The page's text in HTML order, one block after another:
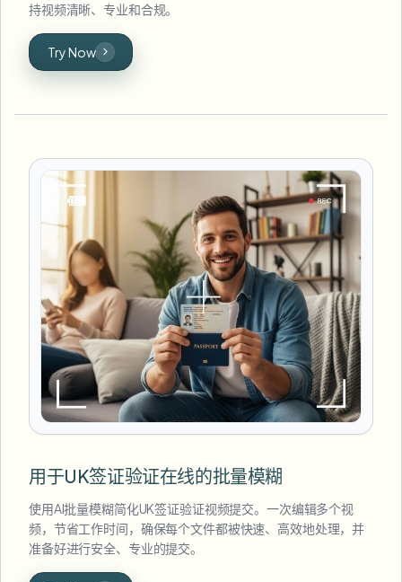
持视频清晰、专业和合规。
Try Now
用于UK签证验证在线的批量模糊
使用AI批量模糊简化UK签证验证视频提交。一次编辑多个视
频，节省工作时间，确保每个文件都被快速、高效地处理，并
准备好进行安全、专业的提交。